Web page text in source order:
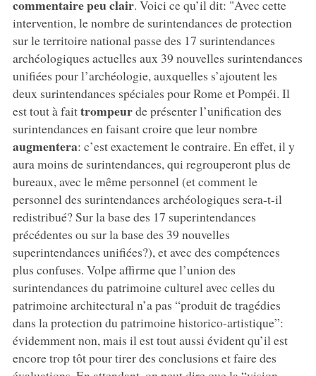
commentaire peu clair. Voici ce qu’il dit: "Avec cette
intervention, le nombre de surintendances de protection
sur le territoire national passe des 17 surintendances
archéologiques actuelles aux 39 nouvelles surintendances
unifiées pour l’archéologie, auxquelles s’ajoutent les
deux surintendances spéciales pour Rome et Pompéi. Il
est tout à faittrompeurde présenter l’unification des
surintendances en faisant croire que leur nombre
augmentera: c’est exactement le contraire. En effet, il y
aura moins de surintendances, qui regrouperont plus de
bureaux, avec le même personnel (et comment le
personnel des surintendances archéologiques sera-t-il
redistribué? Sur la base des 17 superintendances
précédentes ou sur la base des 39 nouvelles
superintendances unifiées?), et avec des compétences
plus confuses. Volpe affirme que l’union des
surintendances du patrimoine culturel avec celles du
patrimoine architectural n’a pas “produit de tragédies
dans la protection du patrimoine historico-artistique”:
évidemment non, mais il est tout aussi évident qu’il est
encore trop tôt pour tirer des conclusions et faire des